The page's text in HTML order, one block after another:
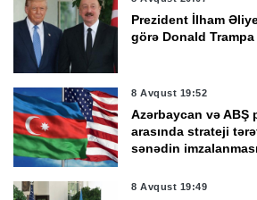
Prezident İlham
görə Donald
8 Avqust 19:52
Azərbaycan və
arasında strateji
sənədin
8 Avqust 19:49